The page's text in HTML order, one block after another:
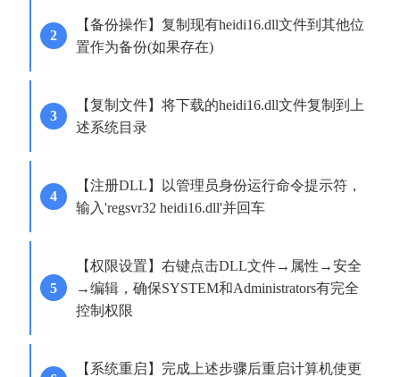
【备份操作】复制现有heidi16.dll文件到其他位
置作为备份(如果存在)
【复制文件】将下载的heidi16.dll文件复制到上
述系统目录
【注册DLL】以管理员身份运行命令提示符，
输入'regsvr32 heidi16.dll'并回车
【权限设置】右键点击DLL文件→属性→安全
→编辑，确保SYSTEM和Administrators有完全
控制权限
【系统重启】完成上述步骤后重启计算机使更